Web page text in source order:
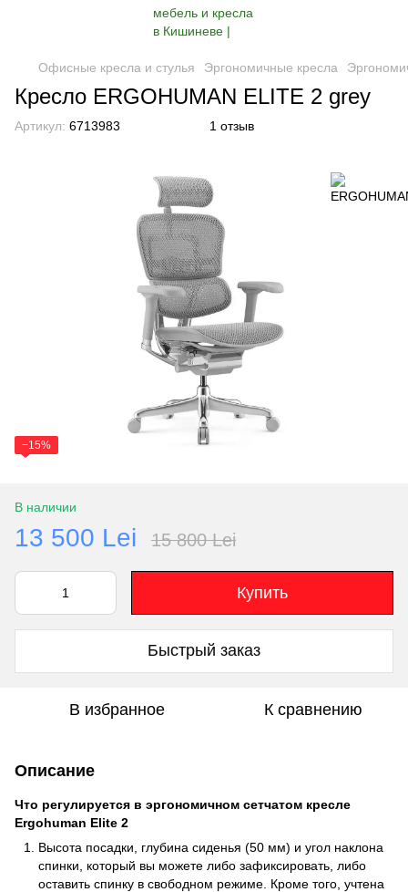
Офисные кресла и стулья Эргономичные кресла
Кресло ERGOHUMAN ELITE 2 grey
Артикул: 6713983 1 отзыв
−15%
В наличии
13 500 Lei 15 800 Lei
Купить
Быстрый заказ
В избранное К сравнению
Описание
Что регулируется в эргономичном сетчатом кресле
Ergohuman Elite 2
Высота посадки, глубина сиденья (50 мм) и угол наклона
спинки, который вы можете либо зафиксировать, либо
оставить спинку в свободном режиме. Кроме того, учтена